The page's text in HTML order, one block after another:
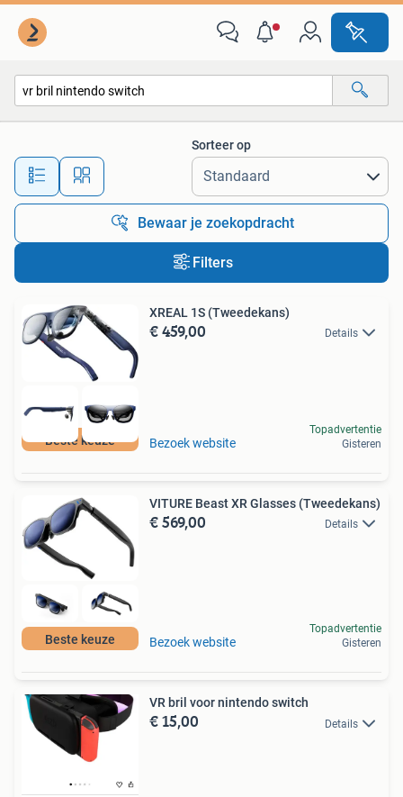
Alle afstanden…
Sorteer op
Bewaar je zoekopdracht
Filters
Beste keuze
XREAL 1S (Tweedekans)
€ 459,00 Details
Bezoek website
Topadvertentie
Gisteren
Beste keuze
VITURE Beast XR Glasses (Tweedekans)
€ 569,00 Details
Bezoek website
Topadvertentie
Gisteren
VR bril voor nintendo switch
€ 15,00 Details